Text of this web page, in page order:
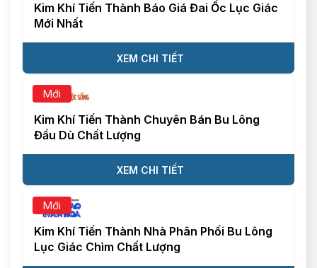
Kim Khí Tiến Thành Báo Giá Đai Ốc Lục Giác
Mới Nhất
XEM CHI TIẾT
Mới
Kim Khí Tiến Thành Chuyên Bán Bu Lông
Đầu Dù Chất Lượng
XEM CHI TIẾT
Mới
Kim Khí Tiến Thành Nhà Phân Phối Bu Lông
Lục Giác Chìm Chất Lượng